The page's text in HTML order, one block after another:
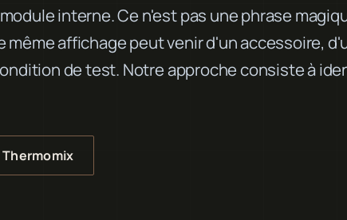
interne. Ce n'est pas une phrase
même affichage peut venir d'un accessoire,
de test. Notre approche consiste à